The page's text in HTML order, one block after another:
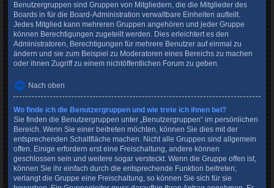
Benutzergruppen sind Gruppen von Mitgliedern, die die Mitglieder des
Boards in für die Board-Administration verwaltbare Einheiten aufteilt.
Jedes Mitglied kann mehreren Gruppen angehören und jeder Gruppe
können Berechtigungen zugeteilt werden. Dies erleichtert es den
Administratoren, Berechtigungen für mehrere Benutzer auf einmal zu
ändern und sie zum Beispiel zu Moderatoren eines Bereichs zu machen
oder ihnen Zugriff zu einem nichtöffentlichen Forum zu geben.
Nach oben
Wo finde ich die Benutzergruppen und wie trete ich ihnen bei?
Sie finden die Benutzergruppen unter „Benutzergruppen“ im persönlichen
Bereich. Wenn Sie einer beitreten möchten, können Sie dies mit der
entsprechenden Schaltfläche machen. Nicht alle Gruppen sind allgemein
offen. Einige erfordern erst eine Freischaltung, andere können
geschlossen sein und weitere sogar versteckt. Wenn die Gruppe offen ist,
können Sie ihr einfach durch die entsprechende Funktion beitreten;
verlangt die Gruppe eine Freischaltung, so können Sie sich für sie